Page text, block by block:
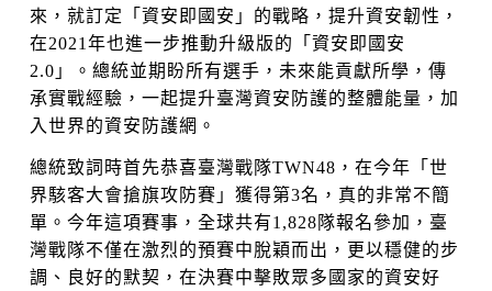
來，就訂定「資安即國安」的戰略，提升資安韌性，
在2021年也進一步推動升級版的「資安即國安
2.0」。總統並期盼所有選手，未來能貢獻所學，傳
承實戰經驗，一起提升臺灣資安防護的整體能量，加
入世界的資安防護網。
總統致詞時首先恭喜臺灣戰隊TWN48，在今年「世
界駭客大會搶旗攻防賽」獲得第3名，真的非常不簡
單。今年這項賽事，全球共有1,828隊報名參加，臺
灣戰隊不僅在激烈的預賽中脫穎而出，更以穩健的步
調、良好的默契，在決賽中擊敗眾多國家的資安好